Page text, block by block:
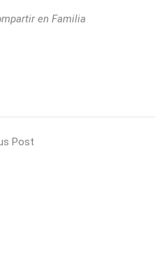
en Familia
Post